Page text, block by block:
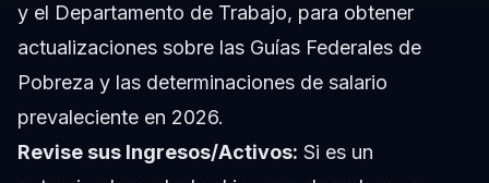
y el Departamento de Trabajo, para obtener
actualizaciones sobre las Guías Federales de
Pobreza y las determinaciones de salario
prevaleciente en 2026.
Revise sus Ingresos/Activos: Si es un